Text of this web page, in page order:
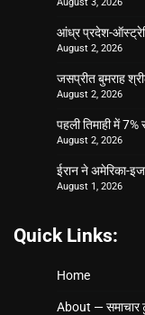
August 3, 2026
आंध्र प्रदेश-
August 2, 2026
जसप्रीत बुमराह
August 2, 2026
पहली तिमाही में
August 2, 2026
ईरान ने अमेरिका-
August 1, 2026
Quick Links:
Home
About — समाचार